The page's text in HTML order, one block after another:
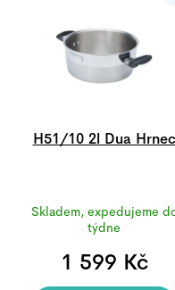
H51/10 2l Dua Hrnec
produktu
je
Skladem, expedujeme
týdne
1 599 Kč